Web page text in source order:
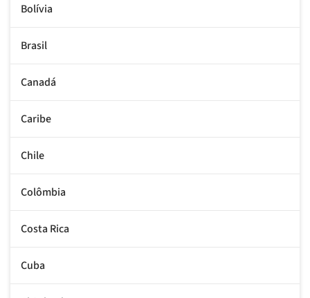
Bolívia
Brasil
Canadá
Caribe
Chile
Colômbia
Costa Rica
Cuba